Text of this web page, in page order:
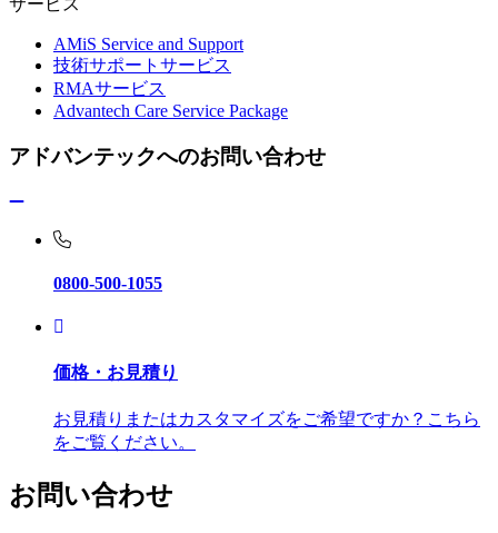
サービス
AMiS Service and Support
技術サポートサービス
RMAサービス
Advantech Care Service Package
アドバンテックへのお問い合わせ
0800-500-1055
価格・お見積り
お見積りまたはカスタマイズをご希望ですか？こちら
をご覧ください。
お問い合わせ